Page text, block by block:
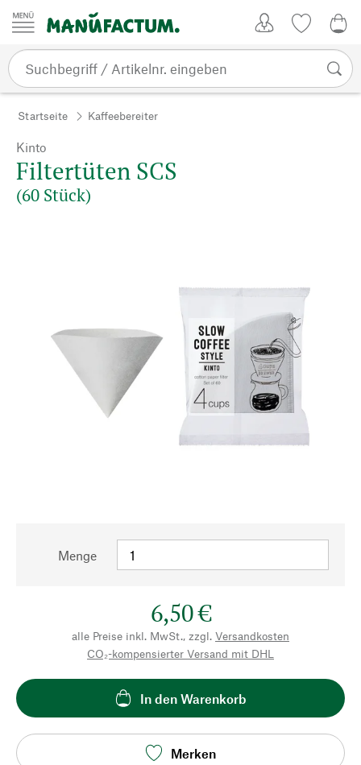
Zum Inhalt springen
Startseite Kaffeebereiter
Kinto
Filtertüten SCS
(60 Stück)
Menge
6,50 €
alle Preise inkl. MwSt., zzgl. Versandkosten
CO₂-kompensierter Versand mit DHL
In den Warenkorb
Merken